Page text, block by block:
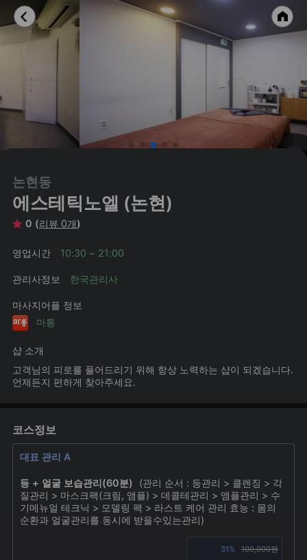
논현동
에스테틱노엘 (논현)
0 (리뷰 0개)
영업시간 10:30 ~ 21:00
관리사정보 한국관리사
마사지어플 정보
마통
샵 소개
고객님의 피로를 풀어드리기 위해 항상 노력하는 샵이 되겠습니다.
언제든지 편하게 찾아주세요.
코스정보
대표 관리 A
등 + 얼굴 보습관리(60분)
(관리 순서 : 등관리 > 클렌징 > 각
질관리 > 마스크팩(크림, 앰플) > 데콜테관리 > 앰플관리 > 수
기메뉴얼 테크닉 > 모델링 팩 > 라스트 케어 관리 효능 : 몸의
순환과 얼굴관리를 동시에 받을수있는관리)
31% 100,000원